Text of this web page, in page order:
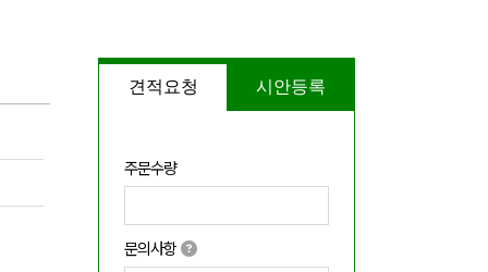
견적요청 시안등록
주문수량
문의사항